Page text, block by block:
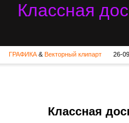
Классная
ГРАФИКА & Векторный клипарт 26-
Классная